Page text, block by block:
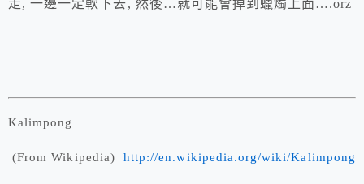
走, 一邊一定軟下去, 然後…就可能會掉到蠟燭上面….orz
Kalimpong
(From Wikipedia) http://en.wikipedia.org/wiki/Kalimpong